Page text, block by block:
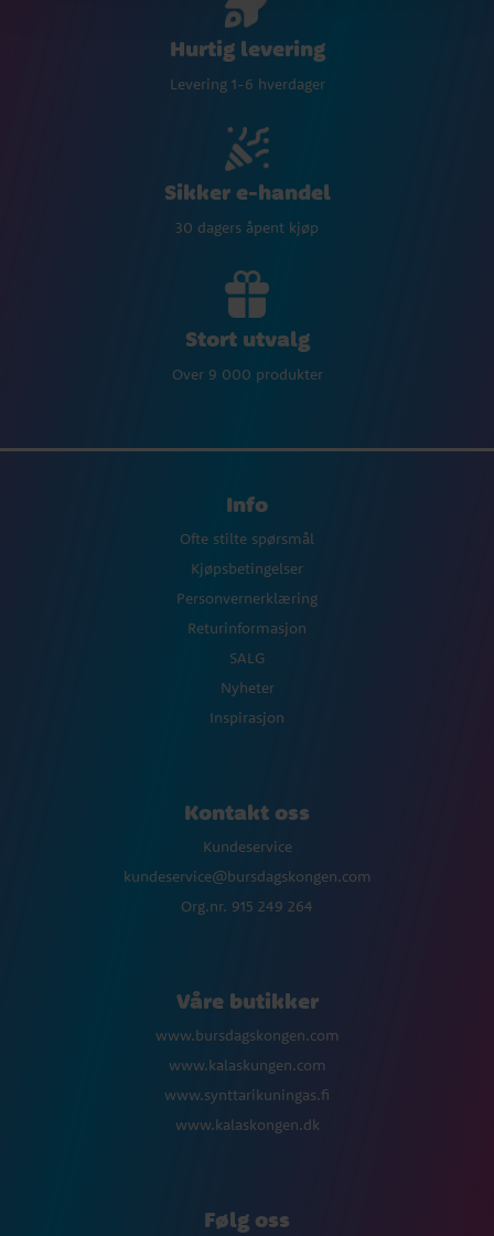
Hurtig levering
Levering 1-6 hverdager
Sikker e-handel
30 dagers åpent kjøp
Stort utvalg
Over 9 000 produkter
Info
Ofte stilte spørsmål
Kjøpsbetingelser
Personvernerklæring
Returinformasjon
SALG
Nyheter
Inspirasjon
Kontakt oss
Kundeservice
kundeservice@bursdagskongen.com
Org.nr. 915 249 264
Våre butikker
www.bursdagskongen.com
www.kalaskungen.com
www.synttarikuningas.fi
www.kalaskongen.dk
Følg oss